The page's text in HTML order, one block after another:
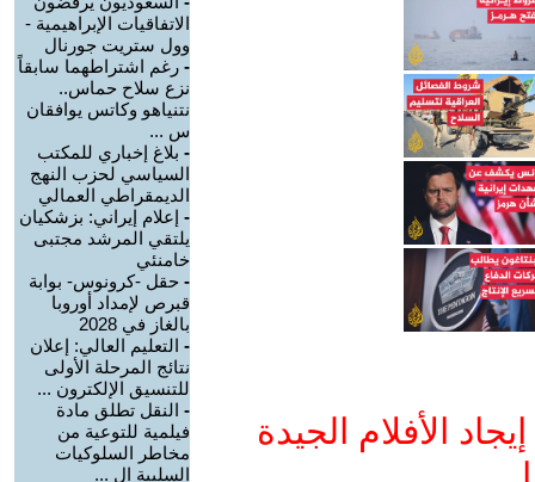
الأفلام الجيدة
الاتفاقيات الإبراهيمية -
وول ستريت جورنال
- رغم اشتراطهما سابقاً
نزع سلاح حماس..
نتنياهو وكاتس يوافقان
س ...
- بلاغ إخباري للمكتب
السياسي لحزب النهج
الديمقراطي العمالي
- إعلام إيراني: بزشكيان
يلتقي المرشد مجتبى
خامنئي
- حقل -كرونوس- بوابة
قبرص لإمداد أوروبا
بالغاز في 2028
- التعليم العالي: إعلان
نتائج المرحلة الأولى
للتنسيق الإلكترون ...
- النقل تطلق مادة
فيلمية للتوعية من
مخاطر السلوكيات
السلبية ال ...